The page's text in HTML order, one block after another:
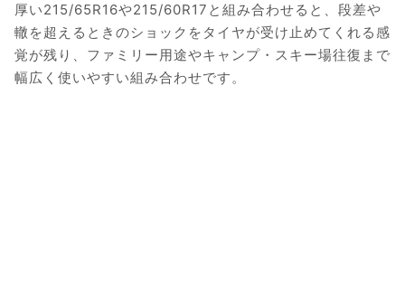
厚い215/65R16や215/60R17と組み合わせると、段差や
轍を超えるときのショックをタイヤが受け止めてくれる感
覚が残り、ファミリー用途やキャンプ・スキー場往復まで
幅広く使いやすい組み合わせです。